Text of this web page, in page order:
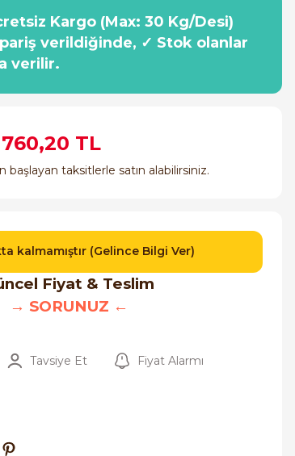
Kargo (Max: 30 Kg/Desi)
verildiğinde, ✓ Stok olanlar
verilir.
760,20 TL
başlayan taksitlerle satın alabilirsiniz.
kalmamıştır (Gelince Bilgi Ver)
Fiyat & Teslim
→ SORUNUZ ←
Tavsiye Et Fiyat Alarmı